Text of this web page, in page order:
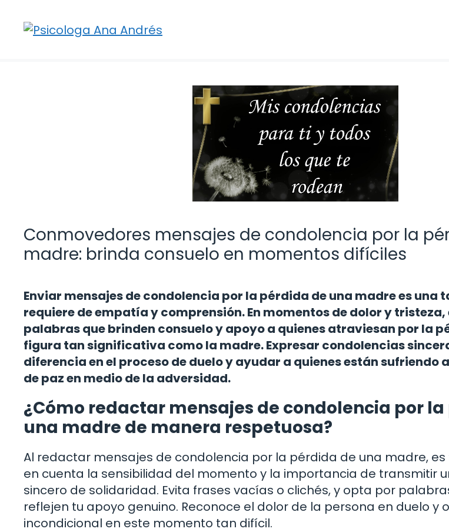
contenido
Conmovedores mensajes de condolencia por la
madre: brinda consuelo en momentos difíciles
Enviar mensajes de condolencia por la pérdida de una madre es una
requiere de empatía y comprensión. En momentos de dolor y
palabras que brinden consuelo y apoyo a quienes atraviesan por la
figura tan significativa como la madre. Expresar condolencias
diferencia en el proceso de duelo y ayudar a quienes están sufriendo
de paz en medio de la adversidad.
¿Cómo redactar mensajes de condolencia por
una madre de manera respetuosa?
Al redactar mensajes de condolencia por la pérdida de una madre,
en cuenta la sensibilidad del momento y la importancia de transmitir
sincero de solidaridad. Evita frases vacías o clichés, y opta por
reflejen tu apoyo genuino. Reconoce el dolor de la persona en duelo y
incondicional en este momento tan difícil.